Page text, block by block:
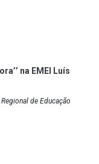
na EMEI Luís
de Educação